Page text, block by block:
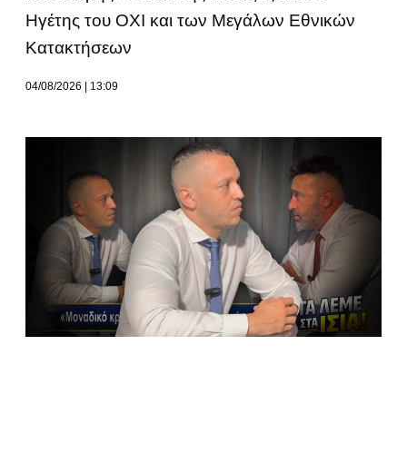
Ηγέτης του ΟΧΙ και των Μεγάλων Εθνικών
Κατακτήσεων
04/08/2026 13:09